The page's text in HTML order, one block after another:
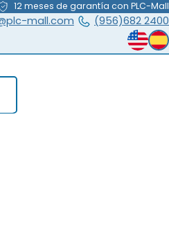
12 meses de garantía con PLC-Mall
(956)682 2400
mall.com